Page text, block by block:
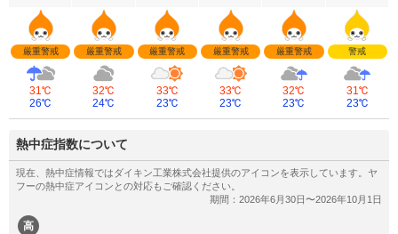
厳重警戒
31℃
26℃
厳重警戒
32℃
24℃
厳重警戒
33℃
23℃
厳重警戒
33℃
23℃
厳重警戒
32℃
23℃
警戒
31℃
23℃
熱中症指数について
高